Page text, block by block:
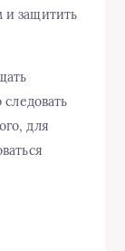
и защитить
для